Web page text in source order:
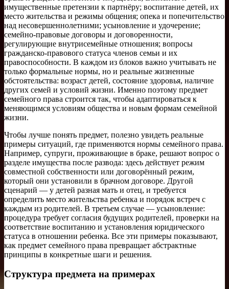
имущественные претензии к партнёру; воспитание детей, их
место жительства и режимы общения; опека и попечительство
над несовершеннолетними; усыновление и удочерение;
семейно-правовые договоры и договоренности,
регулирующие внутрисемейные отношения; вопросы
гражданско-правового статуса членов семьи и их
правоспособности. В каждом из блоков важно учитывать не
только формальные нормы, но и реальные жизненные
обстоятельства: возраст детей, состояние здоровья, наличие
других семей и условий жизни. Именно поэтому предмет
семейного права строится так, чтобы адаптироваться к
меняющимся условиям общества и новым формам семейной
жизни.
Чтобы лучше понять предмет, полезно увидеть реальные
примеры ситуаций, где применяются нормы семейного права.
Например, супруги, проживающие в браке, решают вопрос о
разделе имущества после развода: здесь действует режим
совместной собственности или договорённый режим,
который они установили в брачном договоре. Другой
сценарий — у детей разная мать и отец, и требуется
определить место жительства ребенка и порядок встреч с
каждым из родителей. В третьем случае — усыновление:
процедура требует согласия будущих родителей, проверки на
соответствие воспитанию и установления юридического
статуса в отношении ребенка. Все эти примеры показывают,
как предмет семейного права превращает абстрактные
принципы в конкретные шаги и решения.
Структура предмета на примерах